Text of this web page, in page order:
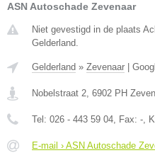
ASN Autoschade Zevenaar
Niet gevestigd in de plaats
Gelderland.
Gelderland » Zevenaar
Nobelstraat 2, 6902 PH
Tel: 026 - 443 59 04, Fax: -,
E-mail › ASN Autoschade